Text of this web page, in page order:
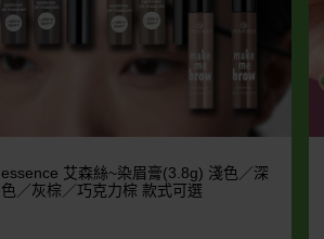
essence 艾森絲~染眉膏(3.8g) 淺色／深
色／灰棕／巧克力棕 款式可選